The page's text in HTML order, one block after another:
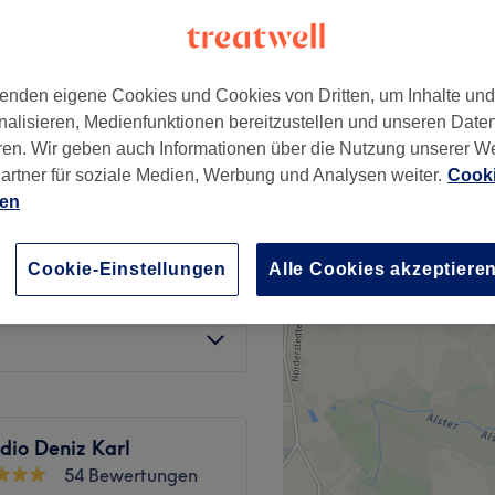
20 €
& Bartpflege
55 €
Deniz Karl
54 Bewertungen
eigene Cookies und Cookies von Dritten, um Inhalte
Medienfunktionen bereitzustellen und unseren
Wir geben auch Informationen über die Nutzung unserer
für soziale Medien, Werbung und Analysen weiter.
Cookie-Einstellungen Alle Cookies